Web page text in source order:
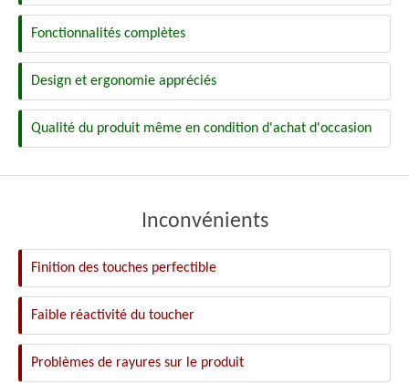
Fonctionnalités complètes
Design et ergonomie appréciés
Qualité du produit même en condition d'achat d'occasion
Inconvénients
Finition des touches perfectible
Faible réactivité du toucher
Problèmes de rayures sur le produit